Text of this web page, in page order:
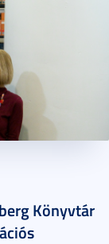
Könyvtár